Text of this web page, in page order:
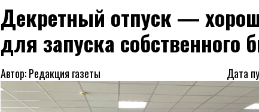
Декретный отпуск —
для запуска собственного
Автор: Редакция газеты Дата